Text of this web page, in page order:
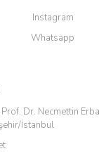
Instagram
Whatsapp
Dr. Necmettin
İstanbul